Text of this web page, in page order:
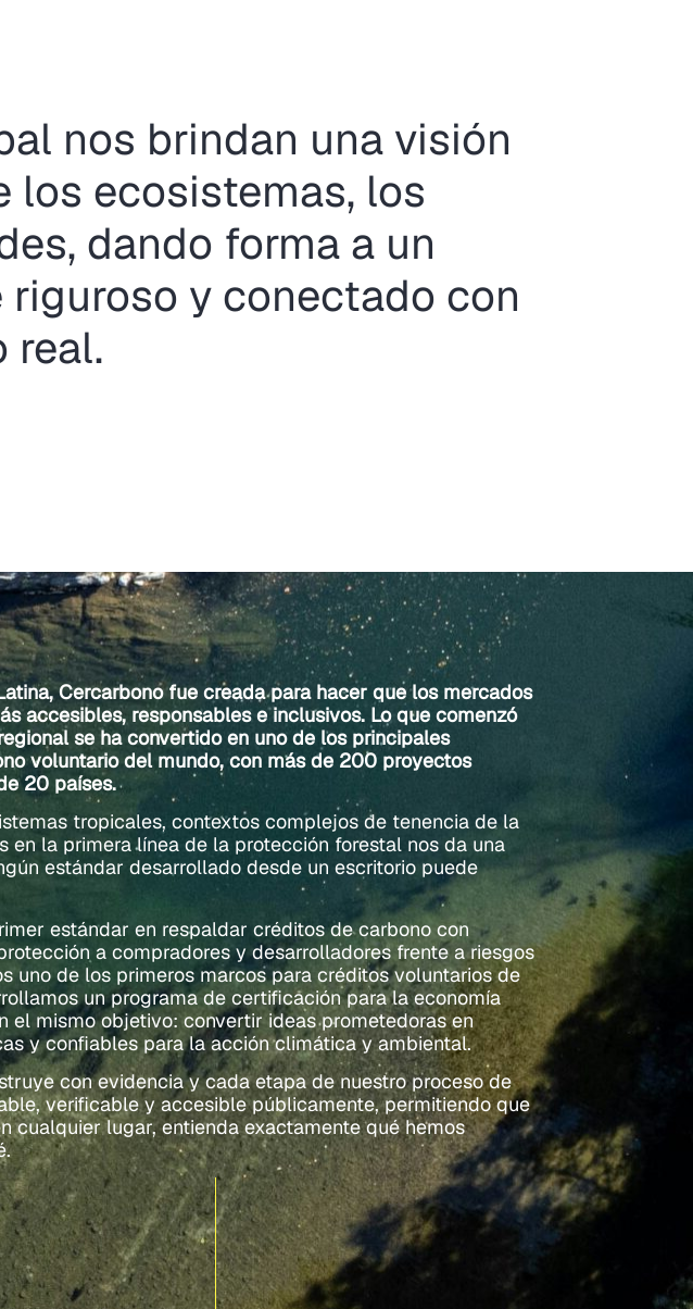
nos brindan una visión
los ecosistemas, los
dando forma a un
y conectado con
real.
Cercarbono fue creada para hacer que los mercados
accesibles, responsables e inclusivos. Lo que comenzó
se ha convertido en uno de los principales
voluntario del mundo, con más de 200 proyectos
20 países.
tropicales, contextos complejos de tenencia de la
en la primera línea de la protección forestal nos da una
estándar desarrollado desde un escritorio puede
estándar en respaldar créditos de carbono con
a compradores y desarrolladores frente a riesgos
uno de los primeros marcos para créditos voluntarios de
un programa de certificación para la economía
el mismo objetivo: convertir ideas prometedoras en
y confiables para la acción climática y ambiental.
con evidencia y cada etapa de nuestro proceso de
verificable y accesible públicamente, permitiendo que
cualquier lugar, entienda exactamente qué hemos